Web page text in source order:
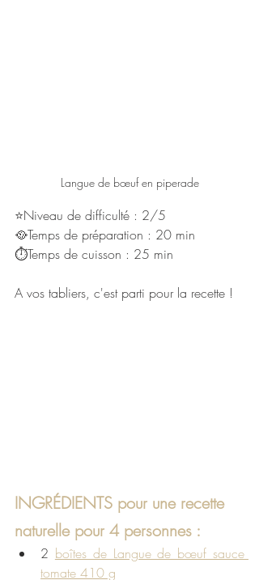
Langue de bœuf en piperade
⭐Niveau de difficulté : 2/5
🥘Temps de préparation : 20 min
⏱Temps de cuisson : 25 min
A vos tabliers, c'est parti pour la recette !
INGRÉDIENTS pour une recette
naturelle pour 4 personnes :
2 boîtes de Langue de bœuf sauce
tomate 410 g